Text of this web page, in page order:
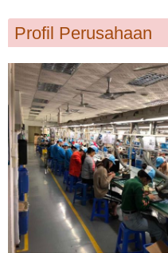
Profil Perusahaan